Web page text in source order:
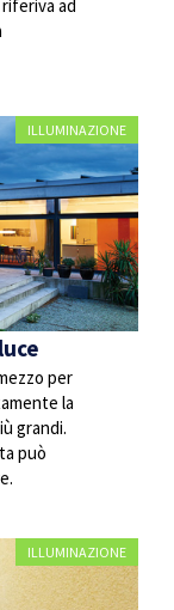
ad
ILLUMINAZIONE
per
la
grandi.
può
ILLUMINAZIONE